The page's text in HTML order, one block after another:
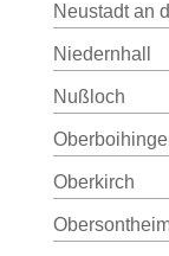
Neustadt an
Niedernhall
Nußloch
Oberkirch